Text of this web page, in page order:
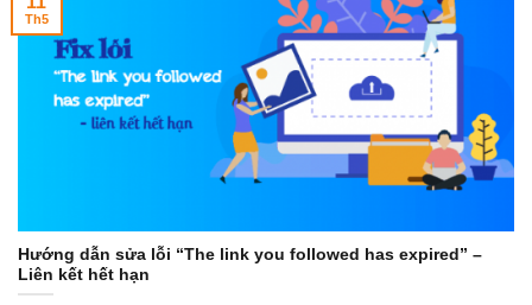
Hướng dẫn sửa lỗi “The link you followed has expired” –
Liên kết hết hạn
Th5